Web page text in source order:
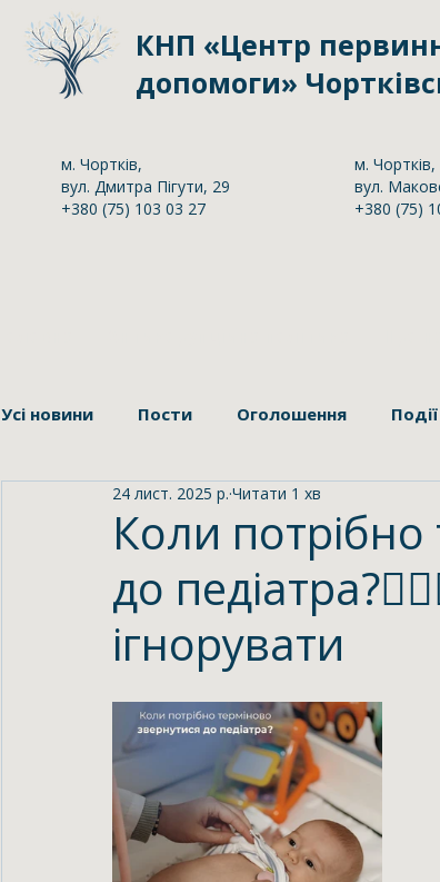
КНП «Центр
допомоги»
м. Чортків,
вул. Дмитра Пігути, 29
+380 (75) 103 03 27
м. Чортків,
вул.
+380 (75)
Усі новини Пости Оголошення
Безперервний професійний розвиток
Коли потрібно
до
ігнорувати
24 лист. 2025 р. Читати 1 хв